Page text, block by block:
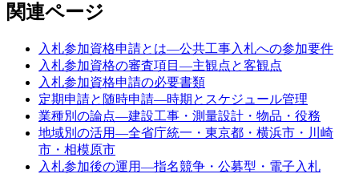
関連ページ
入札参加資格申請とは—公共工事入札への参加要件
入札参加資格の審査項目—主観点と客観点
入札参加資格申請の必要書類
定期申請と随時申請—時期とスケジュール管理
業種別の論点—建設工事・測量設計・物品・役務
地域別の活用—全省庁統一・東京都・横浜市・川崎
市・相模原市
入札参加後の運用—指名競争・公募型・電子入札